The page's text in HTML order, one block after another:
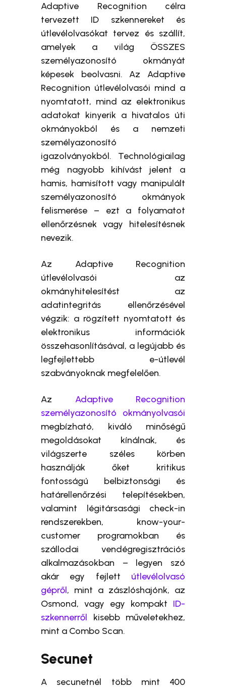
Adaptive Recognition célra
tervezett ID szkennereket és
útlevélolvasókat tervez és szállít,
amelyek a világ ÖSSZES
személyazonosító okmányát
képesek beolvasni. Az Adaptive
Recognition útlevélolvasói mind a
nyomtatott, mind az elektronikus
adatokat kinyerik a hivatalos úti
okmányokból és a nemzeti
személyazonosító
igazolványokból. Technológiailag
még nagyobb kihívást jelent a
hamis, hamisított vagy manipulált
személyazonosító okmányok
felismerése – ezt a folyamatot
ellenőrzésnek vagy hitelesítésnek
nevezik.
Az Adaptive Recognition
útlevélolvasói az
okmányhitelesítést az
adatintegritás ellenőrzésével
végzik: a rögzített nyomtatott és
elektronikus információk
összehasonlításával, a legújabb és
legfejlettebb e-útlevél
szabványoknak megfelelően.
Az Adaptive Recognition
személyazonosító okmányolvasói
megbízható, kiváló minőségű
megoldásokat kínálnak, és
világszerte széles körben
használják őket kritikus
fontosságú belbiztonsági és
határellenőrzési telepítésekben,
valamint légitársasági check-in
rendszerekben, know-your-
customer programokban és
szállodai vendégregisztrációs
alkalmazásokban – legyen szó
akár egy fejlett útlevélolvasó
gépről, mint a zászlóshajónk, az
Osmond, vagy egy kompakt ID-
szkennerről kisebb műveletekhez,
mint a Combo Scan.
Secunet
A secunetnél több mint 400